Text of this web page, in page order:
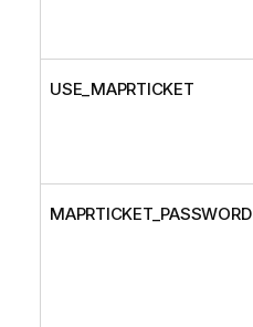
USE_MAPRTICKET
MAPRTICKET_PASSWORD